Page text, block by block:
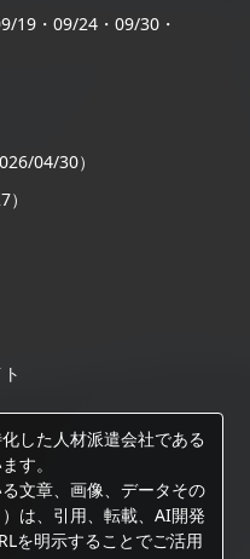
19・09/24・09/30・
04/30）
した人材派遣会社である
す。
文章、画像、データその
は、引用、転載、AI開発
を明示することでご活用